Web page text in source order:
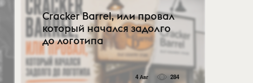
Cracker Barrel, или провал
который начался задолго
до логотипа
4 Авг 284